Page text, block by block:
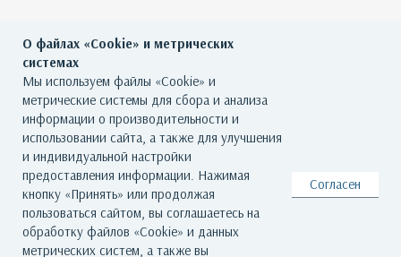
ГЛАВНАЯ О ГАЛЕРЕЕ ХУДОЖНИКИ
КАТАЛОГ РАБОТ СОБЫТИЯ КОНТАКТЫ
© Все права защищены. Арт Баро - галерея современного искусства
По всем вопросам обращайтесь на почту: info@artbaro.ru
Политика конфиденциальности|Согласие на обработку персональных
О файлах «Cookie» и метрических
системах
Мы используем файлы «Cookie» и
метрические системы для сбора и анализа
информации о производительности и
использовании сайта, а также для улучшения
и индивидуальной настройки
предоставления информации. Нажимая
кнопку «Принять» или продолжая
пользоваться сайтом, вы соглашаетесь на
обработку файлов «Cookie» и данных
метрических систем, а также вы
Согласен